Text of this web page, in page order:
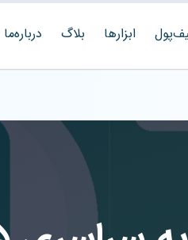
ابزارها بلاگ درباره‌ما